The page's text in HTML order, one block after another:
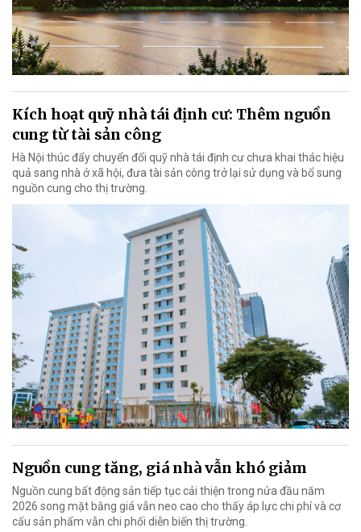
Kích hoạt quỹ nhà tái định cư: Thêm nguồn
cung từ tài sản công
Hà Nội thúc đẩy chuyển đổi quỹ nhà tái định cư chưa khai thác hiệu
quả sang nhà ở xã hội, đưa tài sản công trở lại sử dụng và bổ sung
nguồn cung cho thị trường.
Nguồn cung tăng, giá nhà vẫn khó giảm
Nguồn cung bất động sản tiếp tục cải thiện trong nửa đầu năm
2026 song mặt bằng giá vẫn neo cao cho thấy áp lực chi phí và cơ
cấu sản phẩm vẫn chi phối diễn biến thị trường.